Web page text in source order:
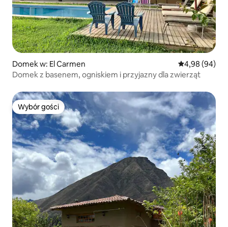
Domek w: El Carmen Średnia
4,98 (94)
Domek z basenem, ogniskiem i przyjazny dla zwierząt
Wybór gości
Wybór gości